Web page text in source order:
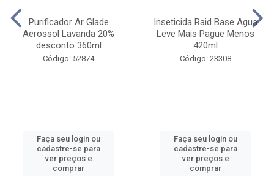
Purificador Ar Glade
Aerossol Lavanda 20%
desconto 360ml
Código: 52874
Faça seu login ou
cadastre-se para
ver preços e
comprar
Inseticida Raid Base Agua
Leve Mais Pague Menos
420ml
Código: 23308
Faça seu login ou
cadastre-se para
ver preços e
comprar